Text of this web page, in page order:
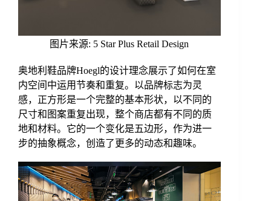
图片来源: 5 Star Plus Retail Design
奥地利鞋品牌Hoegl的设计理念展示了如何在室
内空间中运用节奏和重复。以品牌标志为灵
感，正方形是一个完整的基本形状，以不同的
尺寸和图案重复出现，整个商店都有不同的质
地和材料。它的一个变化是五边形，作为进一
步的抽象概念，创造了更多的动态和趣味。